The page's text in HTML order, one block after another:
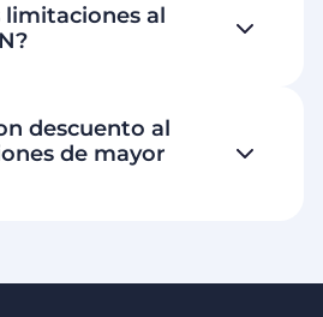
limitaciones al
descuento al
de mayor